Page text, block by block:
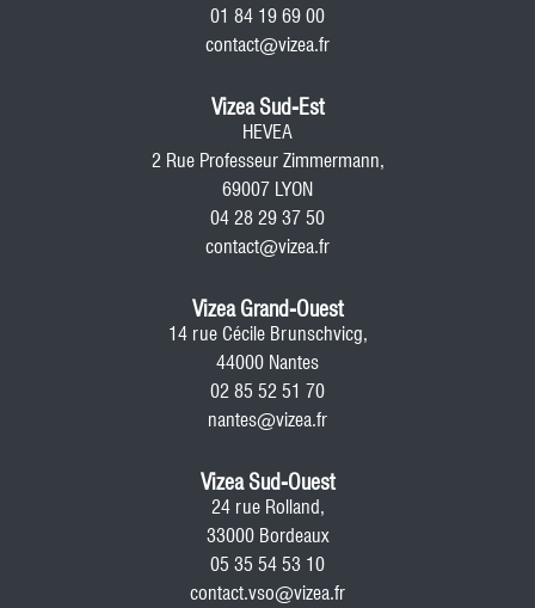
01 84 19 69 00
contact@vizea.fr
Vizea Sud-Est
HEVEA
2 Rue Professeur Zimmermann,
69007 LYON
04 28 29 37 50
contact@vizea.fr
Vizea Grand-Ouest
14 rue Cécile Brunschvicg,
44000 Nantes
02 85 52 51 70
nantes@vizea.fr
Vizea Sud-Ouest
24 rue Rolland,
33000 Bordeaux
05 35 54 53 10
contact.vso@vizea.fr